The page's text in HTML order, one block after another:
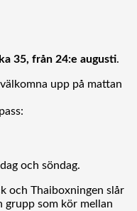
35, från 24:e augusti.
upp på mattan
och söndag.
och Thaiboxningen slår
grupp som kör mellan